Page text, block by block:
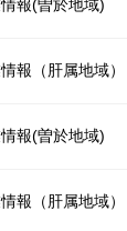
報(曽於地域)
報（肝属地域）
報(曽於地域)
報（肝属地域）